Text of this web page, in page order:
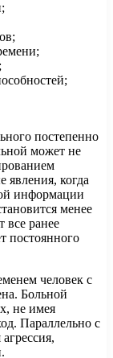
постепенно
может не
явления, когда
информации
менее
все ранее
постоянного
человек с
Больной
не имея
Параллельно с